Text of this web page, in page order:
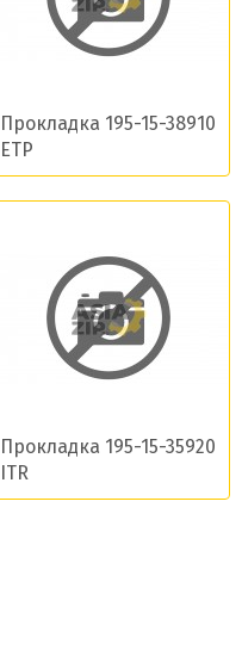
Прокладка 195-15-38910
ETP
Прокладка 195-15-35920
ITR